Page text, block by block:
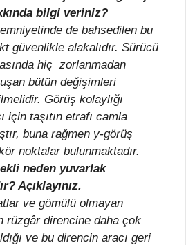
bilgi veriniz?
de bahsedilen bu
güvenlikle alakalıdır. Sürücü
hiç zorlanmadan
bütün değişimleri
Görüş kolaylığı
için taşıtın etrafı camla
buna rağmen y-görüş
noktalar bulunmaktadır.
neden yuvarlak
Açıklayınız.
ve gömülü olmayan
rüzgâr direncine daha çok
ve bu direncin aracı geri